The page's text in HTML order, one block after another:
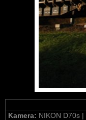
Kamera: NIKON D70s |